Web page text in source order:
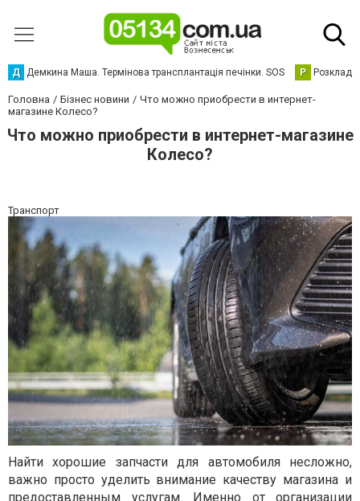
Д Демкина Маша. Термінова трансплантація печінки. SOS Р Розклад
Головна Бізнес новини
Что можно приобрести в интернет-
магазине Колесо?
Что можно приобрести в интернет-магазине
Колесо?
Транспорт
Найти хорошие запчасти для автомобиля несложно,
важно просто уделить внимание качеству магазина и
предоставленным услугам. Именно от организации